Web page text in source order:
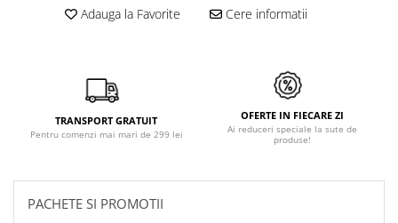
Adauga la Favorite Cere informatii
TRANSPORT GRATUIT
Pentru comenzi mai mari de 299 lei
OFERTE IN FIECARE ZI
Ai reduceri speciale la sute de
produse!
PACHETE SI PROMOTII